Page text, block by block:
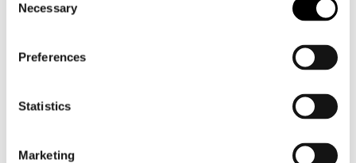
Selection
Necessary
Preferences
Statistics
Marketing
Motorpak heren
Motorhoodie heren
Motorhelm heren